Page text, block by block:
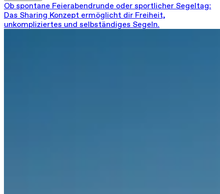
Ob spontane Feierabendrunde oder sportlicher Segeltag:
Das Sharing Konzept ermöglicht dir Freiheit,
unkompliziertes und selbständiges Segeln.